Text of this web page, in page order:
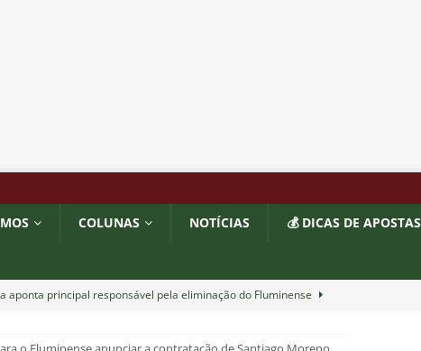
COLUNAS NOTÍCIAS 💰 DICAS DE APOSTAS
aponta principal responsável pela eliminação do Fluminense